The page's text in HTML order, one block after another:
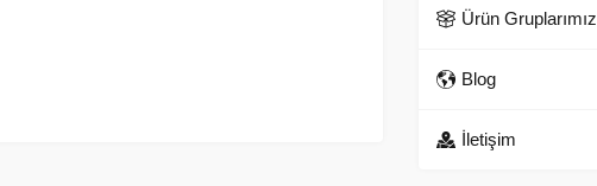
Ürün Gruplarımız
Blog
İletişim